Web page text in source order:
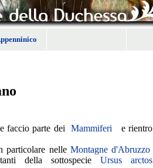
faccio parte dei Mammiferi
e rientro
particolare nelle Montagne d'Abruzzo
della sottospecie Ursus arctos